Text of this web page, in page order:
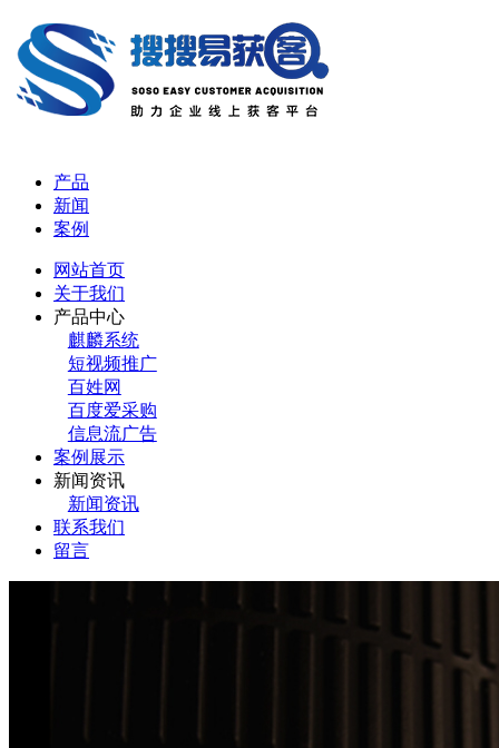
产品
新闻
案例
网站首页
关于我们
产品中心
麒麟系统
短视频推广
百姓网
百度爱采购
信息流广告
案例展示
新闻资讯
新闻资讯
联系我们
留言